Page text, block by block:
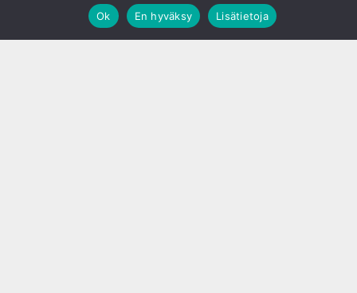
Ok
En hyväksy Lisätietoja